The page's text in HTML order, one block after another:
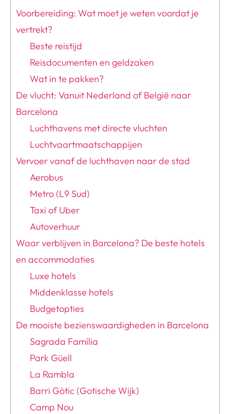
Voorbereiding: Wat moet je weten voordat je
vertrekt?
Beste reistijd
Reisdocumenten en geldzaken
Wat in te pakken?
De vlucht: Vanuit Nederland of België naar
Barcelona
Luchthavens met directe vluchten
Luchtvaartmaatschappijen
Vervoer vanaf de luchthaven naar de stad
Aerobus
Metro (L9 Sud)
Taxi of Uber
Autoverhuur
Waar verblijven in Barcelona? De beste hotels
en accommodaties
Luxe hotels
Middenklasse hotels
Budgetopties
De mooiste bezienswaardigheden in Barcelona
Sagrada Família
Park Güell
La Rambla
Barri Gòtic (Gotische Wijk)
Camp Nou